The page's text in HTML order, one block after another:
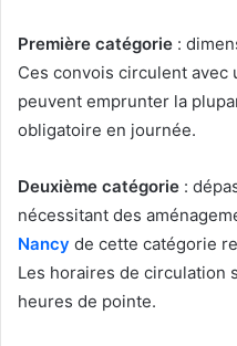
Première catégorie :
Ces convois circulent
peuvent emprunter la
obligatoire en journée.
Deuxième catégorie :
nécessitant des
Nancy de cette catégorie
Les horaires de circulation
heures de pointe.